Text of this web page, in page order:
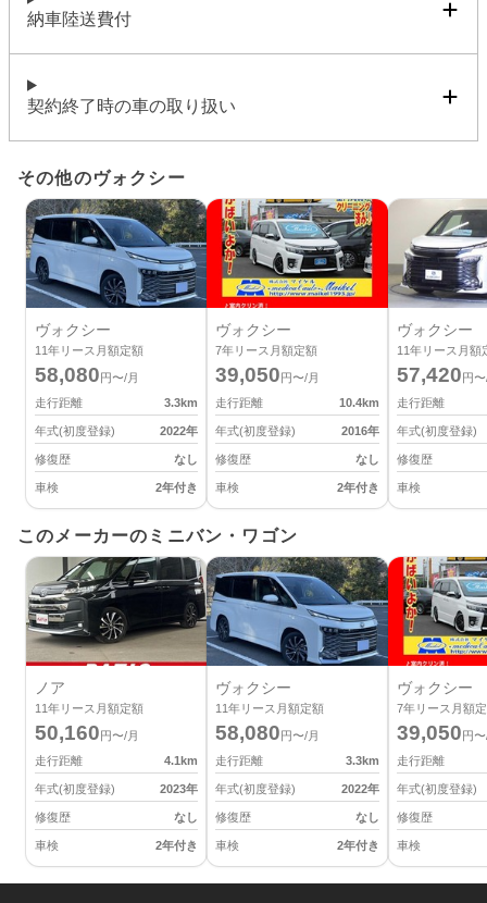
納車陸送費付
契約終了時の車の取り扱い
その他のヴォクシー
ヴォクシー
11年リース月額定額
58,080円〜/月
走行距離
3.3km
年式(初度登録) 2022年
修復歴 なし
車検 2年付き
ヴォクシー
7年リース月額定額
39,050円〜/月
走行距離
10.4km
年式(初度登録) 2016年
修復歴 なし
車検 2年付き
ヴォクシー
11年リース月額
57,420円
走行距離
年式(初度登録)
修復歴
車検
このメーカーのミニバン・ワゴン
ノア
11年リース月額定額
50,160円〜/月
走行距離
4.1km
年式(初度登録) 2023年
修復歴 なし
車検 2年付き
ヴォクシー
11年リース月額定額
58,080円〜/月
走行距離
3.3km
年式(初度登録) 2022年
修復歴 なし
車検 2年付き
ヴォクシー
7年リース月額
39,050円
走行距離
年式(初度登録)
修復歴
車検